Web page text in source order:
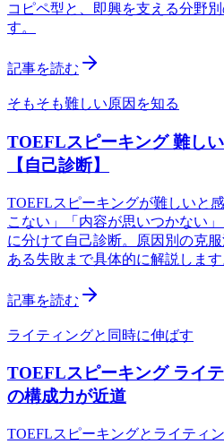
コピペ型と、即興を支える分野
す。
記事を読む
そもそも難しい原因を知る
TOEFLスピーキング 難し
【自己診断】
TOEFLスピーキングが難しいと
こない」「内容が思いつかない
に分けて自己診断。原因別の克
ある失敗まで具体的に解説します
記事を読む
ライティングと同時に伸ばす
TOEFLスピーキング ライ
の構成力が近道
TOEFLスピーキングとライティ